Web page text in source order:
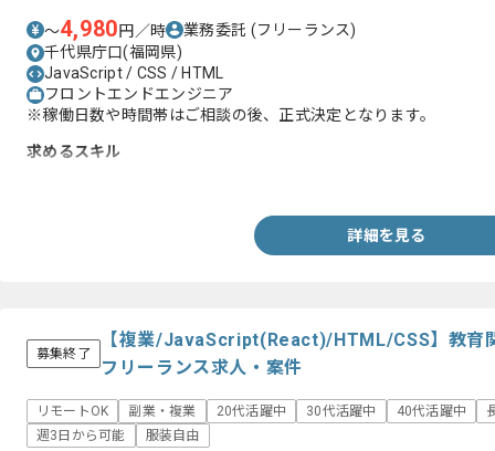
〜4,980円／時 業務委託 (フリーランス)
千代県庁口(福岡県)
JavaScript / CSS / HTML
フロントエンドエンジニア
※稼働日数や時間帯はご相談の後、正式決定となります。
求めるスキル
詳細を見る
募集終了
【複業/JavaScript(React)/HTML/CSS】教育
フリーランス求人・案件
リモートOK 副業・複業 20代活躍中 30代活躍中 40代活躍中
週3日から可能
服装自由